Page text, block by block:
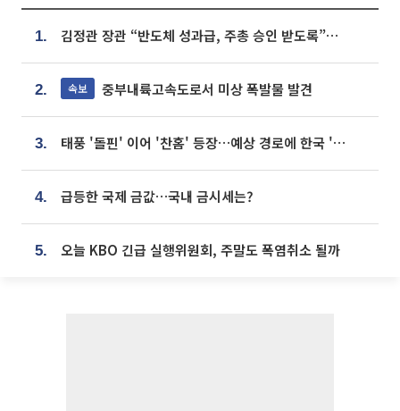
1. 김정관 장관 “반도체 성과급, 주총 승인 받도록”…상법·자본시장법 개정 시사
2. 속보 중부내륙고속도로서 미상 폭발물 발견
3. 태풍 '돌핀' 이어 '찬홈' 등장…예상 경로에 한국 '한숨'
4. 급등한 국제 금값…국내 금시세는?
5. 오늘 KBO 긴급 실행위원회, 주말도 폭염취소 될까